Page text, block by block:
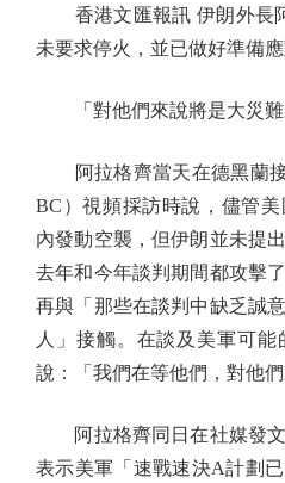
香港文匯報訊 伊朗外長
未要求停火，並已做好準備
「對他們來說將是大災難
阿拉格齊當天在德黑蘭接
BC）視頻採訪時說，儘管
內發動空襲，但伊朗並未提
去年和今年談判期間都攻擊
再與「那些在談判中缺乏誠
人」接觸。在談及美軍可
說：「我們在等他們，對他
阿拉格齊同日在社媒發文
表示美軍「速戰速決A計劃